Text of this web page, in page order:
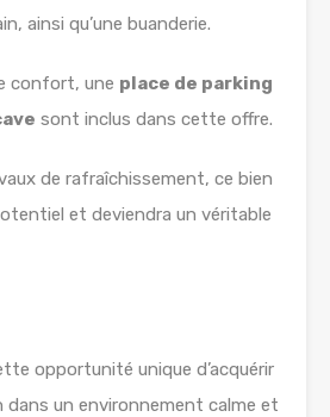
ainsi qu’une buanderie.
confort, une place de parking
sont inclus dans cette offre.
de rafraîchissement, ce bien
et deviendra un véritable
opportunité unique d’acquérir
dans un environnement calme et